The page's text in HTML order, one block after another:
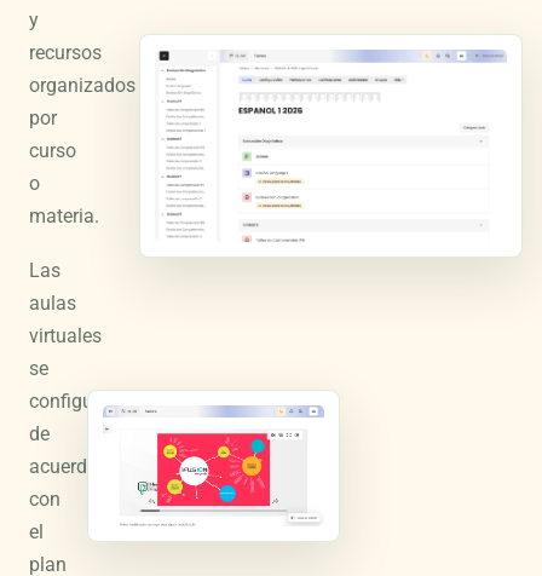
y
recursos
organizados
por
curso
o
materia.
Las
aulas
virtuales
se
configuran
de
acuerdo
con
el
plan